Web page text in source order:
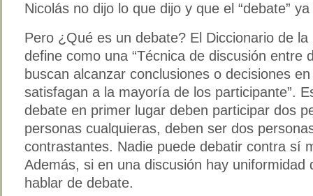
Nicolás no dijo lo que dijo y que el “debate”
Pero ¿Qué es un debate? El Diccionario de
define como una “Técnica de discusión entre
buscan alcanzar conclusiones o decisiones
satisfagan a la mayoría de los participante”.
debate en primer lugar deben participar dos
personas cualquieras, deben ser dos
contrastantes. Nadie puede debatir contra sí
Además, si en una discusión hay uniformidad
hablar de debate.